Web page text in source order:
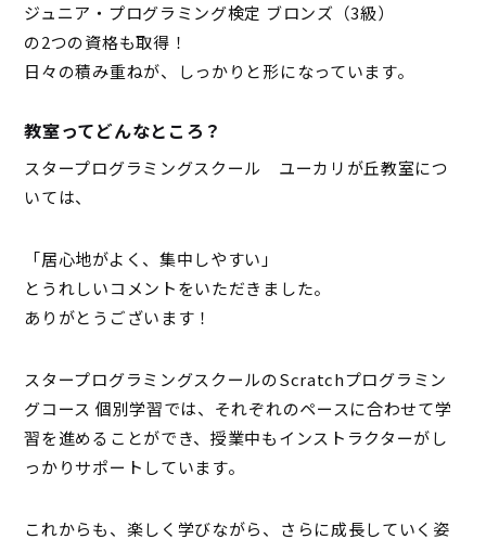
ジュニア・プログラミング検定 ブロンズ（3級）
の2つの資格も取得！
日々の積み重ねが、しっかりと形になっています。
教室ってどんなところ？
スタープログラミングスクール ユーカリが丘教室につ
いては、
「居心地がよく、集中しやすい」
とうれしいコメントをいただきました。
ありがとうございます！
スタープログラミングスクールのScratchプログラミン
グコース 個別学習では、それぞれのペースに合わせて学
習を進めることができ、授業中もインストラクターがし
っかりサポートしています。
これからも、楽しく学びながら、さらに成長していく姿